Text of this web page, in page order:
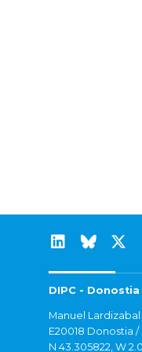
DIPC -
Manuel Lardizabal
E20018 Donostia /
N 43.305822, W